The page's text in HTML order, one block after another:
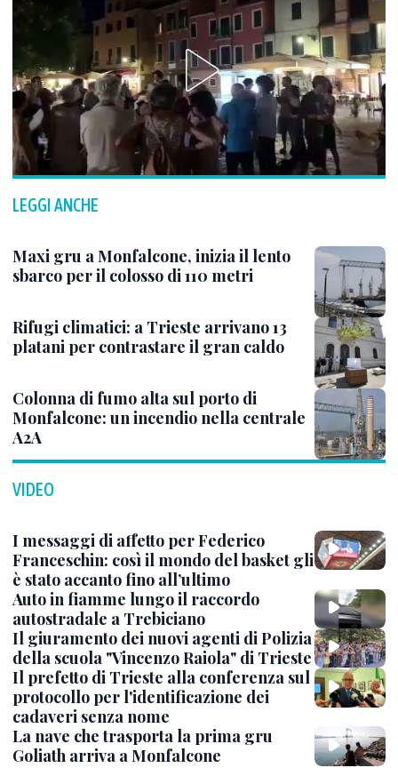
LEGGI ANCHE
Maxi gru a Monfalcone, inizia il lento
sbarco per il colosso di 110 metri
Rifugi climatici: a Trieste arrivano 13
platani per contrastare il gran caldo
Colonna di fumo alta sul porto di
Monfalcone: un incendio nella centrale
A2A
VIDEO
I messaggi di affetto per Federico
Franceschin: così il mondo del basket gli
è stato accanto fino all’ultimo
Auto in fiamme lungo il raccordo
autostradale a Trebiciano
Il giuramento dei nuovi agenti di Polizia
della scuola "Vincenzo Raiola" di Trieste
Il prefetto di Trieste alla conferenza sul
protocollo per l'identificazione dei
cadaveri senza nome
La nave che trasporta la prima gru
Goliath arriva a Monfalcone